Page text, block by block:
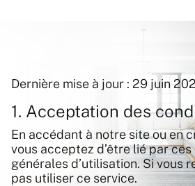
Dernière mise à jour : 29 juin
1. Acceptation des
En accédant à notre site ou en
vous acceptez d’être lié par
générales d’utilisation. Si vous
pas utiliser ce service.